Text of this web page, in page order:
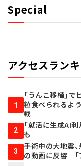
Special
アクセスラン
1
「うんこ移植」
粒食べられる
載
2
「就活に生成AI
も
3
手術中の大地震
の動画に反響 「